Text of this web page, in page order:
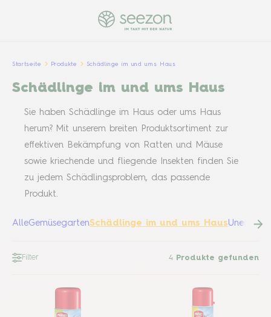
Startseite Produkte Schädlinge im und ums Haus
Schädlinge im und ums Haus
Sie haben Schädlinge im Haus oder ums Haus
herum? Mit unserem breiten Produktsortiment zur
effektiven Bekämpfung von Ratten und Mäuse
sowie kriechende und fliegende Insekten finden Sie
zu jedem Schädlingsproblem, das passende
Produkt.
AlleGemüsegartenSchädlinge im und ums Haus
Filter 4 Produkte gefunden